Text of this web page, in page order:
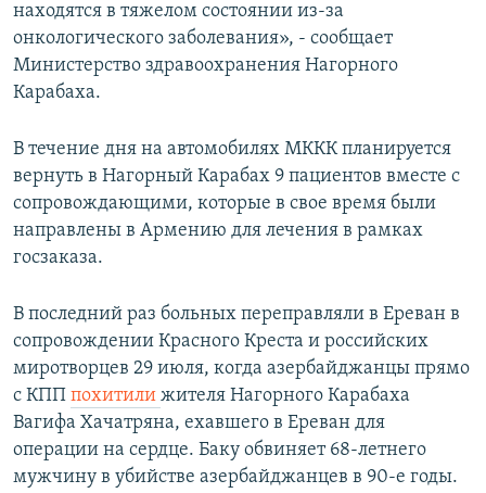
находятся в тяжелом состоянии из-за
онкологического заболевания», - сообщает
Министерство здравоохранения Нагорного
Карабаха.
В течение дня на автомобилях МККК планируется
вернуть в Нагорный Карабах 9 пациентов вместе с
сопровождающими, которые в свое время были
направлены в Армению для лечения в рамках
госзаказа.
В последний раз больных переправляли в Ереван в
сопровождении Красного Креста и российских
миротворцев 29 июля, когда азербайджанцы прямо
с КПП похитили жителя Нагорного Карабаха
Вагифа Хачатряна, ехавшего в Ереван для
операции на сердце. Баку обвиняет 68-летнего
мужчину в убийстве азербайджанцев в 90-е годы.